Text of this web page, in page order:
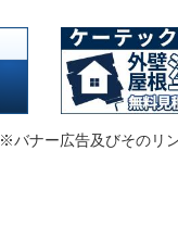
※バナー広告及びそのリ